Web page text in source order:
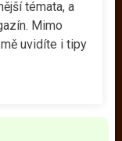
témata, a
Mimo
uvidíte i tipy